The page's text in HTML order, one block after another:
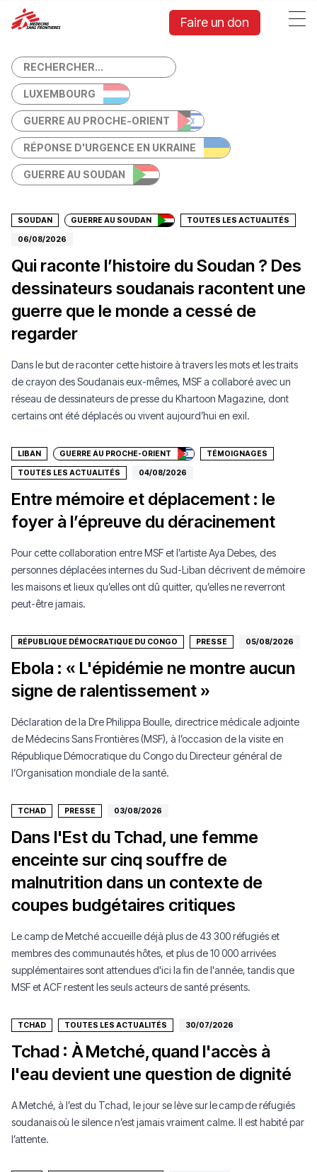
Faire un don
LUXEMBOURG
GUERRE AU PROCHE-ORIENT
RÉPONSE D'URGENCE EN UKRAINE
GUERRE AU SOUDAN
Faire un don
SOUDAN GUERRE AU SOUDAN TOUTES LES ACTUALITÉS
06/08/2026
Qui raconte l’histoire du Soudan ? Des
dessinateurs soudanais racontent une
guerre que le monde a cessé de
regarder
Dans le but de raconter cette histoire à travers les mots et les traits
de crayon des Soudanais eux-mêmes, MSF a collaboré avec un
réseau de dessinateurs de presse du Khartoon Magazine, dont
certains ont été déplacés ou vivent aujourd’hui en exil.
Faire un don
LIBAN GUERRE AU PROCHE-ORIENT TÉMOIGNAGES
TOUTES LES ACTUALITÉS 04/08/2026
Entre mémoire et déplacement : le
foyer à l’épreuve du déracinement
Pour cette collaboration entre MSF et l’artiste Aya Debes, des
personnes déplacées internes du Sud-Liban décrivent de mémoire
les maisons et lieux qu’elles ont dû quitter, qu’elles ne reverront
peut-être jamais.
RÉPUBLIQUE DÉMOCRATIQUE DU CONGO PRESSE 05/08/2026
Ebola : « L'épidémie ne montre aucun
signe de ralentissement »
Déclaration de la Dre Philippa Boulle, directrice médicale adjointe
de Médecins Sans Frontières (MSF), à l’occasion de la visite en
République Démocratique du Congo du Directeur général de
l’Organisation mondiale de la santé.
TCHAD PRESSE 03/08/2026
Dans l'Est du Tchad, une femme
enceinte sur cinq souffre de
malnutrition dans un contexte de
coupes budgétaires critiques
Le camp de Metché accueille déjà plus de 43 300 réfugiés et
membres des communautés hôtes, et plus de 10 000 arrivées
supplémentaires sont attendues d'ici la fin de l'année, tandis que
MSF et ACF restent les seuls acteurs de santé présents.
TCHAD TOUTES LES ACTUALITÉS 30/07/2026
Tchad : À Metché, quand l'accès à
l'eau devient une question de dignité
A Metché, à l’est du Tchad, le jour se lève sur le camp de réfugiés
soudanais où le silence n’est jamais vraiment calme. Il est habité par
l’attente.
Association d'aide médicale humanitaire — Médecins